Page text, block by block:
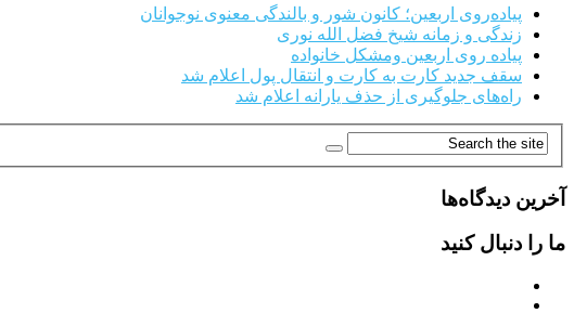
پیاده‌روی اربعین؛ کانون شور و بالندگی معنوی نوجوانان
زندگی و زمانه شیخ فضل الله نوری
پیاده روی اربعین ومشکل خانواده
سقف جدید کارت به کارت و انتقال پول اعلام شد
راه‌های جلوگیری از حذف یارانه اعلام شد
آخرین دیدگاه‌ها
ما را دنبال کنید